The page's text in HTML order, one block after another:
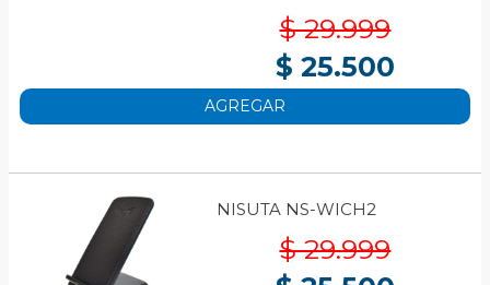
$ 29.999
$ 25.500
AGREGAR
NISUTA NS-WICH2
$ 29.999